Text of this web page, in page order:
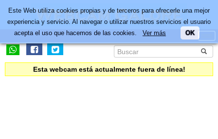
Esta webcam está actualmente fuera de línea!
Este Web utiliza cookies propias y de terceros para ofrecerle una mejor
experiencia y servicio. Al navegar o utilizar nuestros servicios el usuario
acepta el uso que hacemos de las cookies. Ver más OK